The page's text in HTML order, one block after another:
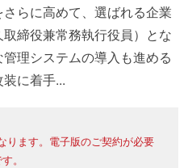
らに高めて、選ばれる企業
締役兼常務執行役員）とな
理システムの導入も進める
に着手...
ります。電子版のご契約が必要
。